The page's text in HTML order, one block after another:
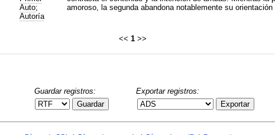
Auto;
Autoría
amoroso, la segunda abandona notablemente su
<< 1 >>
Guardar registros:
Guardar
Exportar registros:
Exportar